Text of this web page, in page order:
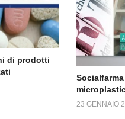
di prodotti
23 GENNAIO